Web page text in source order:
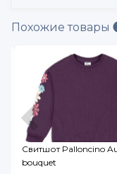
Похожие товары
Бомбер Palloncino